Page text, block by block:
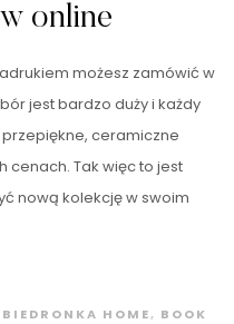
online
możesz zamówić w
jest bardzo duży i każdy
ceramiczne
cenach. Tak więc to jest
nową kolekcję w swoim
BIEDRONKA HOME, BOOK